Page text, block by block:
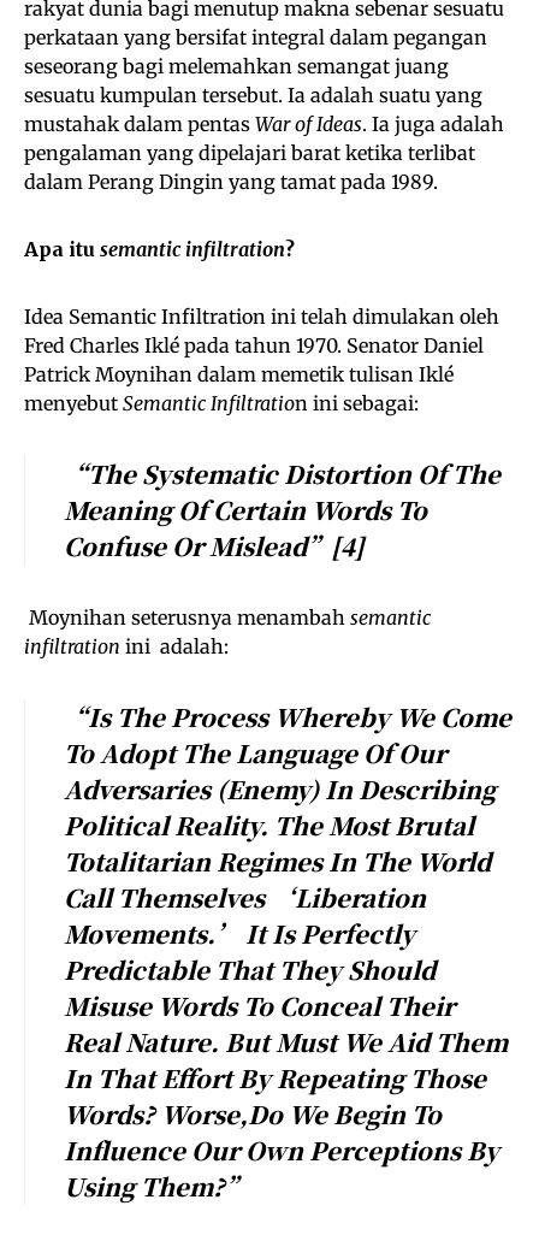
rakyat dunia bagi menutup makna sebenar sesuatu
perkataan yang bersifat integral dalam pegangan
seseorang bagi melemahkan semangat juang
sesuatu kumpulan tersebut. Ia adalah suatu yang
mustahak dalam pentas War of Ideas. Ia juga adalah
pengalaman yang dipelajari barat ketika terlibat
dalam Perang Dingin yang tamat pada 1989.
Apa itu semantic infiltration?
Idea Semantic Infiltration ini telah dimulakan oleh
Fred Charles Iklé pada tahun 1970. Senator Daniel
Patrick Moynihan dalam memetik tulisan Iklé
menyebut Semantic Infiltration ini sebagai:
“the Systematic Distortion Of The
Meaning Of Certain Words To
Confuse Or Mislead” [4]
Moynihan seterusnya menambah semantic
infiltration ini adalah:
“is The Process Whereby We Come
ToAdopt The Language Of Our
Adversaries (enemy) In Describing
Political Reality. The Most Brutal
Totalitarian Regimes In The World
Call Themselves ‘liberation
Movements.’ It Is Perfectly
Predictable That They Should
Misuse Words To Conceal Their
Real Nature. But Must We Aid Them
In That Effort By Repeating Those
Words? Worse,Do We Begin To
Influence Our Own Perceptions By
Using Them?”